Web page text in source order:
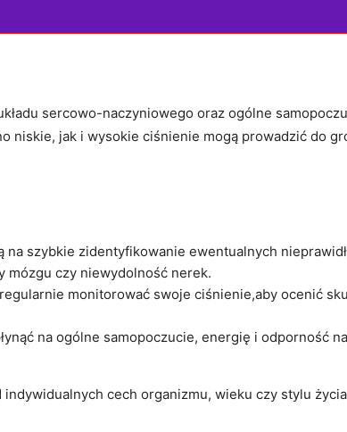
​sercowo-naczyniowego oraz ‌ogólne
niskie, jak⁣ i wysokie ciśnienie ‍mogą prowadzić do
na szybkie zidentyfikowanie ‌ewentualnych
mózgu czy niewydolność nerek.
monitorować swoje ciśnienie,aby ocenić
na ogólne ⁤samopoczucie, energię i odporność
cech organizmu, wieku czy⁢ stylu